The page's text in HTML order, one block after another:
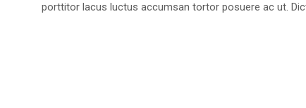
porttitor lacus luctus accumsan tortor posuere ac ut.